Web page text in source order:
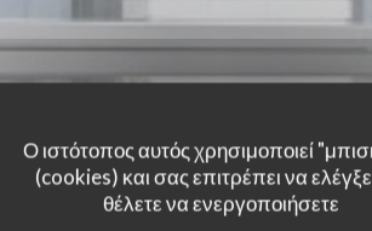
Ο ιστότοπος αυτός χρησιμοποιεί
(cookies) και σας επιτρέπει να
θέλετε να ενεργοποιήσετε